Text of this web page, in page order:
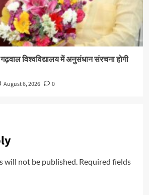
विश्वविद्यालय में अनुसंधान संरचना होगी
August 6, 2026 0
will not be published. Required fields